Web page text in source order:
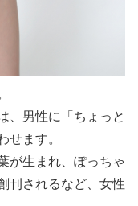
、男性に「ちょっと
せます。
が生まれ、ぽっちゃ
刊されるなど、女性